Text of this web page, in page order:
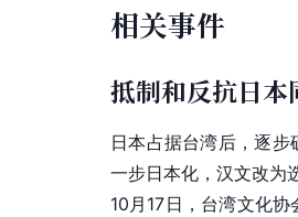
相关事件
抵制和反抗日
日本占据台湾后，逐
一步日本化，汉文改为
10月17日，台湾文化